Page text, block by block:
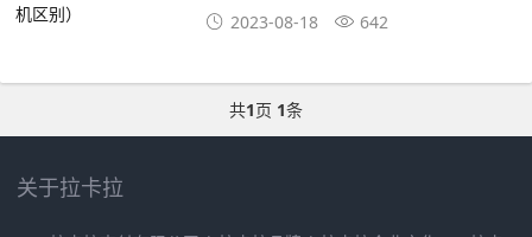
2023-08-18 642
共1页 1条
关于拉卡拉